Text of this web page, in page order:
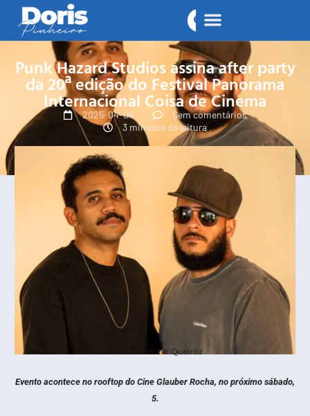
Punk Hazard Studios assina after party
da 20ª edição do Festival Panorama
Internacional Coisa de Cinema
2025-04-04
Sem comentários
3 minutos de leitura
Crédito: Reuter Queiroz
Evento acontece no rooftop do Cine Glauber Rocha, no próximo sábado,
5.